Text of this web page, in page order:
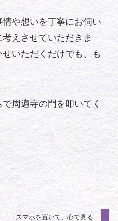
や想いを丁寧にお伺い
えさせていただきま
いただくだけでも、も
周遍寺の門を叩いてく
スマホを置いて、心で見る